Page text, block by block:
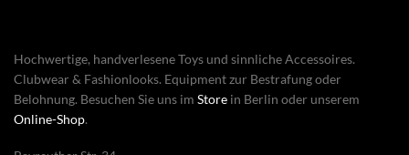
Hochwertige, handverlesene Toys und sinnliche Accessoires.
Clubwear & Fashionlooks. Equipment zur Bestrafung oder
Belohnung. Besuchen Sie uns im Store in Berlin oder unserem
Online-Shop.